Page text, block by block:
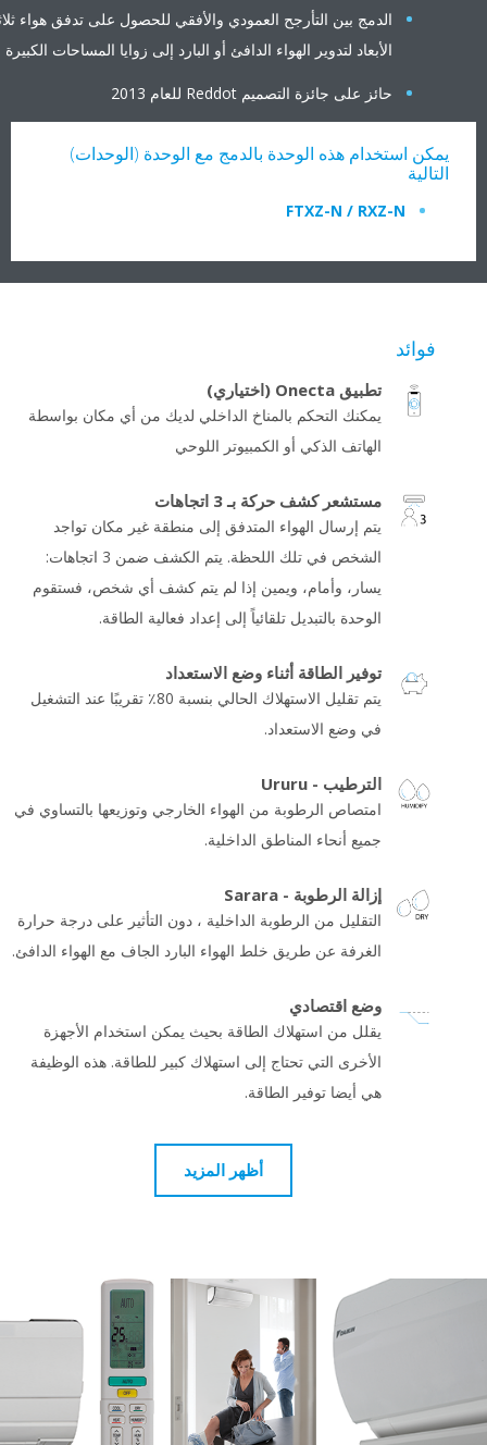
الدمج بين التأرجح العمودي والأفقي للحصول على تدفق هواء ثلاثي
الأبعاد لتدوير الهواء الدافئ أو البارد إلى زوايا المساحات الكبيرة
حائز على جائزة التصميم Reddot للعام 2013
استخدام هذه الوحدة بالدمج مع الوحدة (الوحدات)
FTXZ-N / RXZ-N
تطبيق Onecta (اختياري)
يمكنك التحكم بالمناخ الداخلي لديك من أي مكان بواسطة
الهاتف الذكي أو الكمبيوتر اللوحي
مستشعر كشف حركة بـ 3 اتجاهات
يتم إرسال الهواء المتدفق إلى منطقة غير مكان تواجد
الشخص في تلك اللحظة. يتم الكشف ضمن 3 اتجاهات:
يسار، وأمام، ويمين إذا لم يتم كشف أي شخص، فستقوم
الوحدة بالتبديل تلقائياً إلى إعداد فعالية الطاقة.
توفير الطاقة أثناء وضع الاستعداد
يتم تقليل الاستهلاك الحالي بنسبة 80٪ تقريبًا عند التشغيل
في وضع الاستعداد.
الترطيب - Ururu
امتصاص الرطوبة من الهواء الخارجي وتوزيعها بالتساوي في
جميع أنحاء المناطق الداخلية.
إزالة الرطوبة - Sarara
التقليل من الرطوبة الداخلية ، دون التأثير على درجة حرارة
الغرفة عن طريق خلط الهواء البارد الجاف مع الهواء الدافئ.
وضع اقتصادي
يقلل من استهلاك الطاقة بحيث يمكن استخدام الأجهزة
الأخرى التي تحتاج إلى استهلاك كبير للطاقة. هذه الوظيفة
هي أيضا توفير الطاقة.
أظهر المزيد